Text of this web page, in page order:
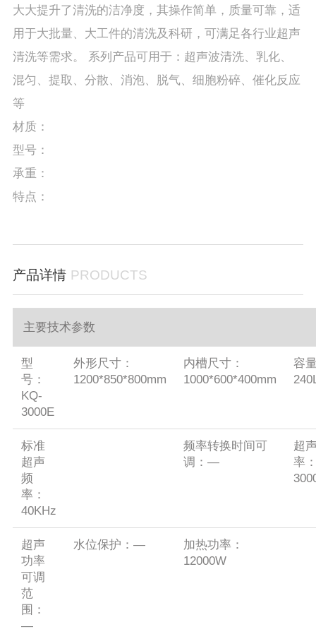
大大提升了清洗的洁净度，其操作简单，质量可靠，适
用于大批量、大工件的清洗及科研，可满足各行业超声
清洗等需求。 系列产品可用于：超声波清洗、乳化、
混匀、提取、分散、消泡、脱气、细胞粉碎、催化反应
等
材质：
型号：
承重：
特点：
产品详情 PRODUCTS
主要技术参数
型
号：
KQ-
3000E
外形尺寸：
1200*850*800mm
内槽尺寸：
1000*600*400mm
容
标准
超声
频
率：
40KHz
频率转换时间可
调：—
超
率
超声
功率
可调
范
围：
—
水位保护：—
加热功率：
12000W